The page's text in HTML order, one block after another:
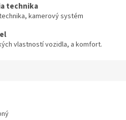
technika
kamerový systém
vlastností vozidla, a komfort.